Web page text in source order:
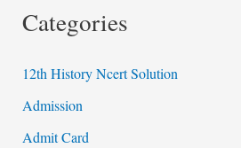
Categories
12th History Ncert Solution
Admission
Admit Card